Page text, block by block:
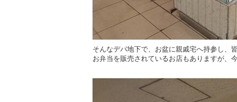
そんなデパ地下で、お盆に親戚宅へ持参し、
お弁当を販売されているお店もありますが、